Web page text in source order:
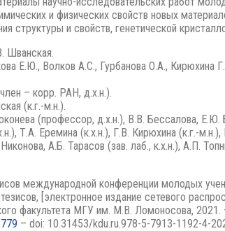
и физических свойств новых
структуры и свойств, генетической
Шванская.
Е.Ю., Волков А.С., Гурбанова О.А., Кирюхина
– корр. РАН, д.х.н.).
(к.г.-м.н.).
(профессор, д.х.н.), В.В. Бессалова, Е.Ю.
Т.А. Еремина (к.х.н.), Г.В. Кирюхина (к.г.-
А.Б. Тарасов (зав. лаб., к.х.н.), А.П.
международной конференции молодых
тезисов, [электронное издание сетевого
факультета МГУ им. М.В. Ломоносова,
– doi: 10.31453/kdu.ru.978-5-7913-1192-4-